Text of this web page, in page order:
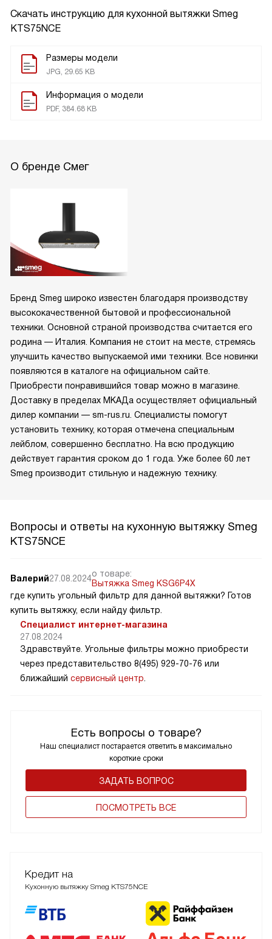
Скачать инструкцию для кухонной вытяжки Smeg
KTS75NCE
Размеры модели
JPG, 29.65 KB
Информация о модели
PDF, 384.68 KB
О бренде Смег
Бренд Smeg широко известен благодаря производству
высококачественной бытовой и профессиональной
техники. Основной страной производства считается его
родина — Италия. Компания не стоит на месте, стремясь
улучшить качество выпускаемой ими техники. Все новинки
появляются в каталоге на официальном сайте.
Приобрести понравившийся товар можно в магазине.
Доставку в пределах МКАДа осуществляет официальный
дилер компании — sm-rus.ru. Специалисты помогут
установить технику, которая отмечена специальным
лейблом, совершенно бесплатно. На всю продукцию
действует гарантия сроком до 1 года. Уже более 60 лет
Smeg производит стильную и надежную технику.
Вопросы и ответы на кухонную вытяжку Smeg
KTS75NCE
Есть вопросы о товаре?
Наш специалист постарается ответить в максимально
короткие сроки
ЗАДАТЬ ВОПРОС
ПОCМОТРЕТЬ ВСЕ
Валерий27.08.2024о товаре:
Вытяжка Smeg KSG6P4X
где купить угольный фильтр для данной вытяжки? Готов
купить вытяжку, если найду фильтр.
Специалист интернет-магазина
27.08.2024
Здравствуйте. Угольные фильтры можно приобрести
через представительство 8(495) 929-70-76 или
ближайший сервисный центр.
Кредит на
Кухонную вытяжку Smeg KTS75NCE